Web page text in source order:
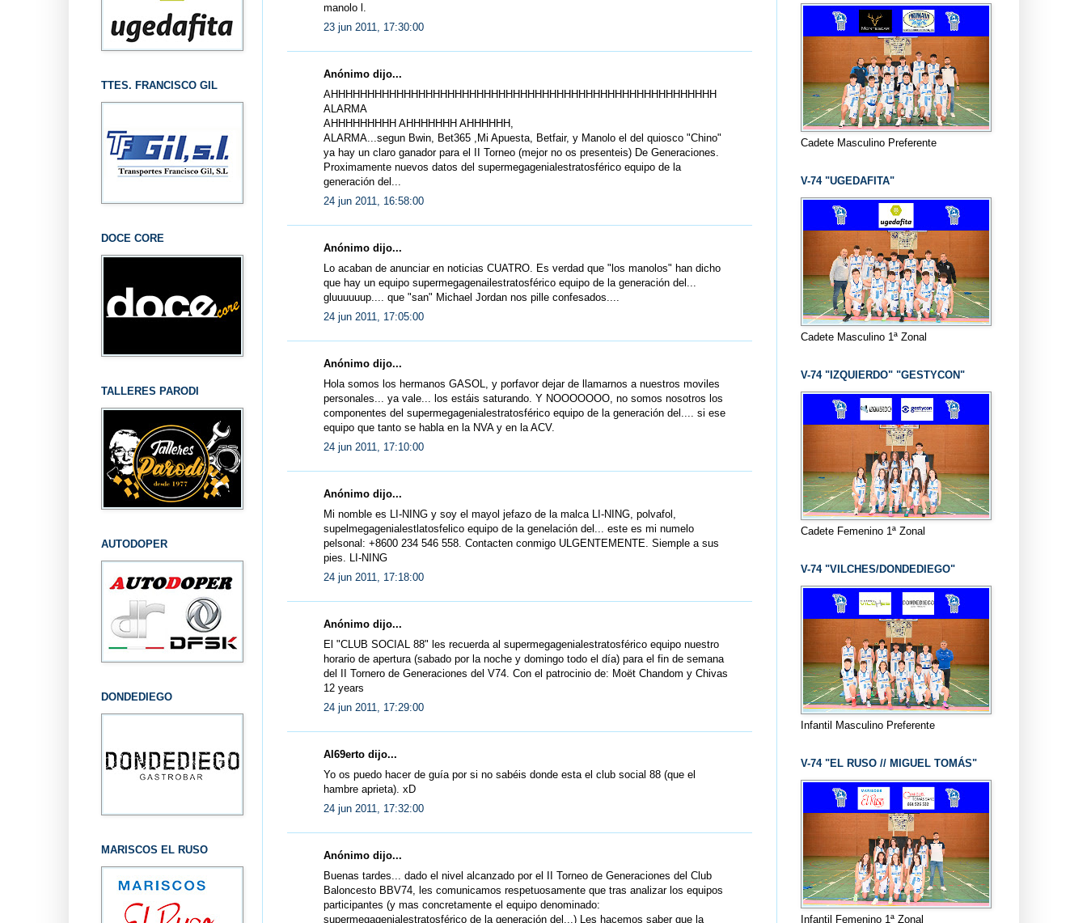
manolo l.
23 jun 2011, 17:30:00
Anónimo dijo...
AHHHHHHHHHHHHHHHHHHHHHHHHHHHHHHHHHHHHHHHHHHHHHHHHHHHHH
ALARMA
AHHHHHHHHH AHHHHHHH AHHHHHH,
ALARMA...segun Bwin, Bet365 ,Mi Apuesta, Betfair, y Manolo el del quiosco "Chino"
ya hay un claro ganador para el II Torneo (mejor no os presenteis) De Generaciones.
Proximamente nuevos datos del supermegagenialestratosférico equipo de la
generación del...
24 jun 2011, 16:58:00
Anónimo dijo...
Lo acaban de anunciar en noticias CUATRO. Es verdad que "los manolos" han dicho
que hay un equipo supermegagenailestratosférico equipo de la generación del...
gluuuuuup.... que "san" Michael Jordan nos pille confesados....
24 jun 2011, 17:05:00
Anónimo dijo...
Hola somos los hermanos GASOL, y porfavor dejar de llamarnos a nuestros moviles
personales... ya vale... los estáis saturando. Y NOOOOOOO, no somos nosotros los
componentes del supermegagenialestratosférico equipo de la generación del.... si ese
equipo que tanto se habla en la NVA y en la ACV.
24 jun 2011, 17:10:00
Anónimo dijo...
Mi nomble es LI-NING y soy el mayol jefazo de la malca LI-NING, polvafol,
supelmegagenialestlatosfelico equipo de la genelación del... este es mi numelo
pelsonal: +8600 234 546 558. Contacten conmigo ULGENTEMENTE. Siemple a sus
pies. LI-NING
24 jun 2011, 17:18:00
Anónimo dijo...
El "CLUB SOCIAL 88" les recuerda al supermegagenialestratosférico equipo nuestro
horario de apertura (sabado por la noche y domingo todo el día) para el fin de semana
del II Tornero de Generaciones del V74. Con el patrocinio de: Moët Chandom y Chivas
12 years
24 jun 2011, 17:29:00
Al69erto dijo...
Yo os puedo hacer de guía por si no sabéis donde esta el club social 88 (que el
hambre aprieta). xD
24 jun 2011, 17:32:00
Anónimo dijo...
Buenas tardes... dado el nivel alcanzado por el II Torneo de Generaciones del Club
Baloncesto BBV74, les comunicamos respetuosamente que tras analizar los equipos
participantes (y mas concretamente el equipo denominado:
supermegagenialestratosférico de la generación del...) Les hacemos saber que la
TTES. FRANCISCO GIL
DOCE CORE
TALLERES PARODI
AUTODOPER
DONDEDIEGO
MARISCOS EL RUSO
Cadete Masculino Preferente
V-74 "UGEDAFITA"
Cadete Masculino 1ª Zonal
V-74 "IZQUIERDO" "GESTYCON"
Cadete Femenino 1ª Zonal
V-74 "VILCHES/DONDEDIEGO"
Infantil Masculino Preferente
V-74 "EL RUSO // MIGUEL TOMÁS"
Infantil Femenino 1ª Zonal